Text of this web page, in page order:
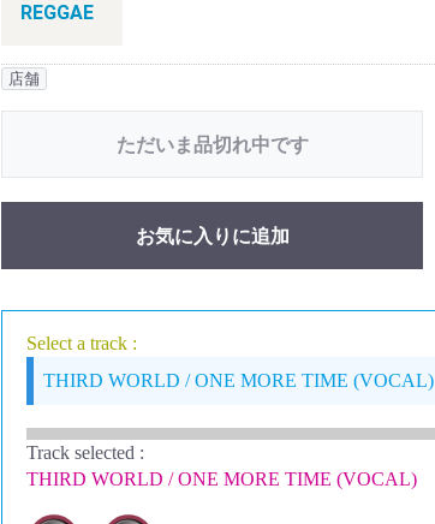
REGGAE
店舗
ただいま品切れ中です
お気に入りに追加
Select a track :
THIRD WORLD / ONE MORE TIME (VOCAL)
Track selected :
THIRD WORLD / ONE MORE TIME (VOCAL)